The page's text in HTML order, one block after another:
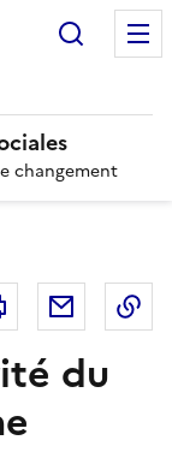
changement
Imprimer Courriel
du